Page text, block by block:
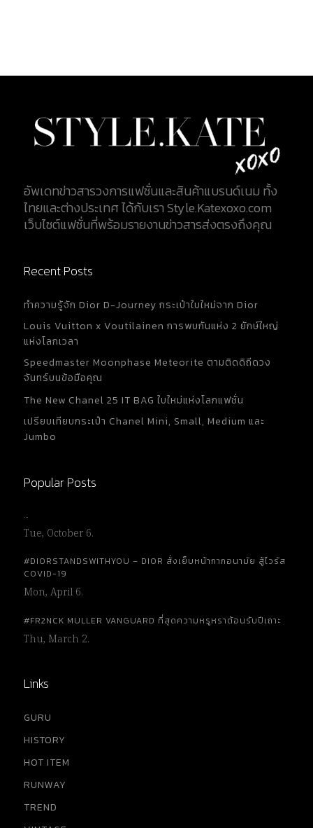
ถ่ายทอดความทันสมัย หรูหรา แต่แฝงไปด้วยความ
มีทั้งหมด 5 ขนาด คือ Small, Medium, New Medium,
Large และ...
อัพเดทข่าวสารวงการแฟชั่นและสินค้าแบรนด์เนม ทั้ง
ไทยและต่างประเทศ ได้กับเรา Style.Katexoxo.com
เว็บไซต์แฟชั่นที่พร้อมรายงานข่าวสารส่งตรงถึงคุณ
Recent Posts
ทำความรู้จัก Dior D-Journey กระเป๋าใบใหม่จาก Dior
Louis Vuitton x Voutilainen การพบกันแห่ง 2 ยักษ์ใหญ่
แห่งโลกเวลา
Speedmaster Moonphase Meteorite ตามติดดิถีดวง
จันทร์บนข้อมือคุณ
The New Chanel 25 IT BAG ใบใหม่แห่งโลกแฟชั่น
เปรียบเทียบกระเป๋า Chanel Mini, Small, Medium และ
Jumbo
Popular Posts
…
Tue, October 6.
#DIORSTANDSWITHYOU – DIOR สั่งเย็บหน้ากากอนามัย สู้ไวรัส
COVID-19
Mon, April 6.
#FR2NCK MULLER VANGUARD ที่สุดความหรูหราต้อนรับปีเถาะ
Thu, March 2.
Links
GURU
HISTORY
HOT ITEM
RUNWAY
TREND